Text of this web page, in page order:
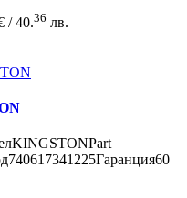
/ 40.36 лв.